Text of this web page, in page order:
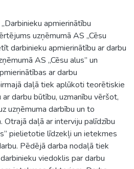
apmierinātību
uzņēmumā AS „Cēsu
darbinieku apmierinātību ar darbu
AS „Cēsu alus” un
ar darbu
daļā tiek aplūkoti teorētiskie
darbu būtību, uzmanību vēršot,
uzņēmuma darbību un to
daļā ar interviju palīdzību
pielietotie līdzekļi un ietekmes
Pēdējā darba nodaļā tiek
viedoklis par darbu